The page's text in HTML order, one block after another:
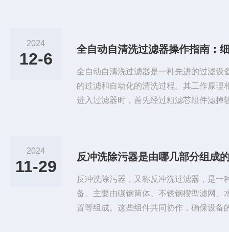
自动对滤芯进行自动清洗排污的功能，且
2024
12-6
全自动自清洗过滤器操作指南：
全自动自清洗过滤器是一种先进的过滤设
的过滤和自动化的清洗过程。其工作原理
进入过滤器时，首先经过粗滤芯组件滤掉
压力并将水排出。由于负压作用，吸嘴吸
2024
11-29
反冲洗除污器是由哪几部分组成
反冲洗除污器，又称反冲洗过滤器，是一
备。主要由碳钢筒体、不锈钢楔型滤网、
置等组成。这些组件共同协作，确保设备